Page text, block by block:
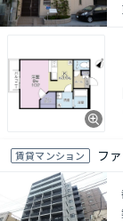
賃貸マンション フ